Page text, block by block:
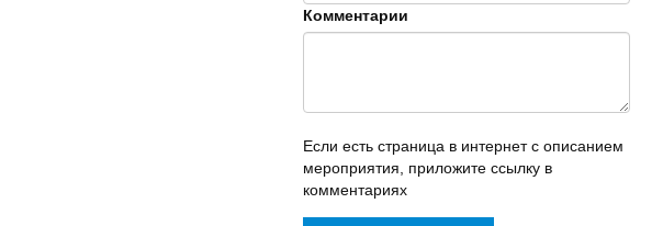
Комментарии
Если есть страница в интернет с описанием
мероприятия, приложите ссылку в
комментариях